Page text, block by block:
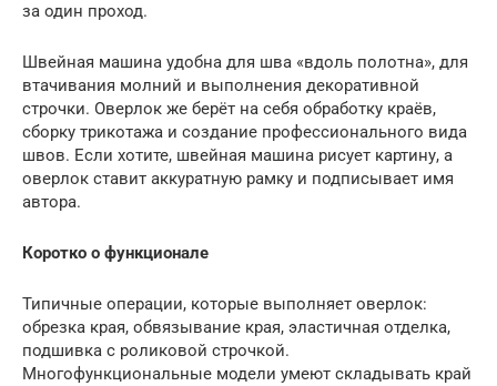
за один проход.
Швейная машина удобна для шва «вдоль полотна», для
втачивания молний и выполнения декоративной
строчки. Оверлок же берёт на себя обработку краёв,
сборку трикотажа и создание профессионального вида
швов. Если хотите, швейная машина рисует картину, а
оверлок ставит аккуратную рамку и подписывает имя
автора.
Коротко о функционале
Типичные операции, которые выполняет оверлок:
обрезка края, обвязывание края, эластичная отделка,
подшивка с роликовой строчкой.
Многофункциональные модели умеют складывать край